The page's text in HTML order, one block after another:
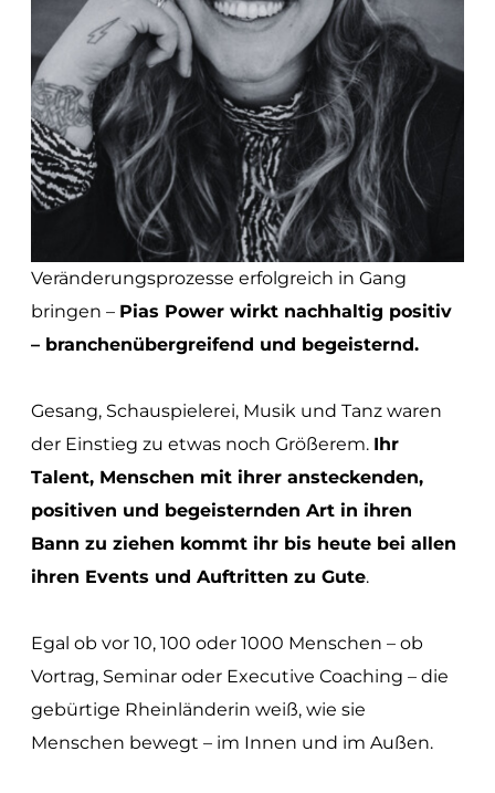
SPECIALS | EVENTS
ABOUT
CONTACT
Veränderungsprozesse erfolgreich in Gang
bringen – Pias Power wirkt nachhaltig positiv
– branchenübergreifend und begeisternd.
Gesang, Schauspielerei, Musik und Tanz waren
der Einstieg zu etwas noch Größerem. Ihr
Talent, Menschen mit ihrer ansteckenden,
positiven und begeisternden Art in ihren
Bann zu ziehen kommt ihr bis heute bei allen
ihren Events und Auftritten zu Gute.
Egal ob vor 10, 100 oder 1000 Menschen – ob
Vortrag, Seminar oder Executive Coaching – die
gebürtige Rheinländerin weiß, wie sie
Menschen bewegt – im Innen und im Außen.